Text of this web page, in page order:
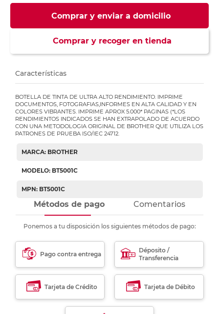
Comprar y enviar a domicilio
Comprar y recoger en tienda
Características
BOTELLA DE TINTA DE ULTRA ALTO RENDIMIENTO. IMPRIME
DOCUMENTOS, FOTOGRAFIAS,INFORMES EN ALTA CALIDAD Y EN
COLORES VIBRANTES. IMPRIME APROX 5.000* PAGINAS (*LOS
RENDIMIENTOS INDICADOS SE HAN EXTRAPOLADO DE ACUERDO
CON UNA METODOLOGIA ORIGINAL DE BROTHER QUE UTILIZA LOS
PATRONES DE PRUEBA ISO/IEC 24712.
MARCA: BROTHER
MODELO: BT5001C
MPN: BT5001C
Métodos de pago Comentarios
Ponemos a tu disposición los siguientes métodos de pago:
Pago contra entrega
Déposito /
Transferencia
Tarjeta de Crédito Tarjeta de Débito